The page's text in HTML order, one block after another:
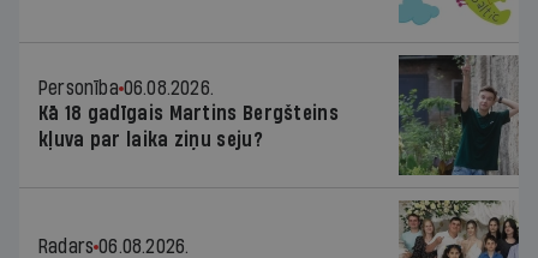
Personība 06.08.2026.
Kā 18 gadīgais Martins Bergšteins
kļuva par laika ziņu seju?
Radars 06.08.2026.